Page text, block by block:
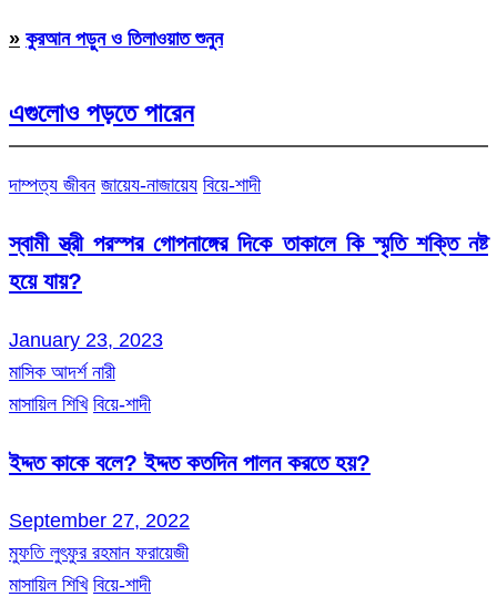
» কুরআন পড়ুন ও তিলাওয়াত শুনুন
এগুলোও পড়তে পারেন
দাম্পত্য জীবন জায়েয-নাজায়েয বিয়ে-শাদী
স্বামী স্ত্রী পরস্পর গোপনাঙ্গের দিকে তাকালে কি স্মৃতি শক্তি নষ্ট
হয়ে যায়?
January 23, 2023
মাসিক আদর্শ নারী
মাসায়িল শিখি বিয়ে-শাদী
ইদ্দত কাকে বলে? ইদ্দত কতদিন পালন করতে হয়?
September 27, 2022
মুফতি লুৎফুর রহমান ফরায়েজী
মাসায়িল শিখি বিয়ে-শাদী